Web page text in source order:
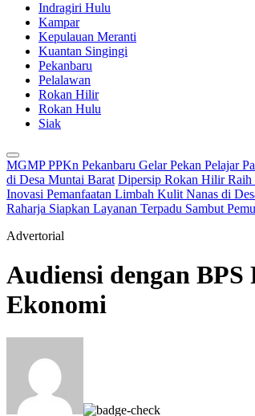
Indragiri Hulu
Kampar
Kepulauan Meranti
Kuantan Singingi
Pekanbaru
Pelalawan
Rokan Hilir
Rokan Hulu
Siak
MGMP PPKn Pekanbaru Gelar Pekan Pelajar
di Desa Muntai Barat Dipersip Rokan Hilir Raih
Inovasi Pemanfaatan Limbah Kulit Nanas di
Raharja Siapkan Layanan Terpadu Sambut
Advertorial
Audiensi dengan
Ekonomi